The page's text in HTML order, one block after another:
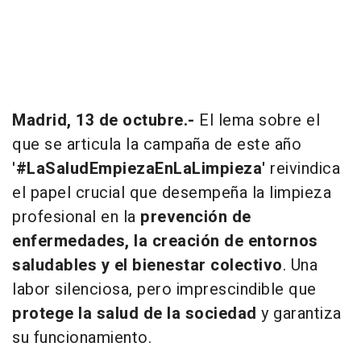
Madrid, 13 de octubre.- El lema sobre el
que se articula la campaña de este año
'#LaSaludEmpiezaEnLaLimpieza' reivindica
el papel crucial que desempeña la limpieza
profesional en la prevención de
enfermedades, la creación de entornos
saludables y el bienestar colectivo. Una
labor silenciosa, pero imprescindible que
protege la salud de la sociedad y garantiza
su funcionamiento.